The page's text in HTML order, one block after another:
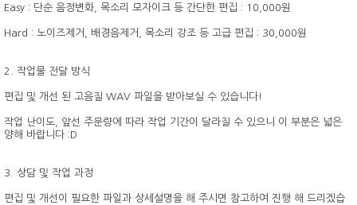
Easy : 단순 음정변화, 목소리 모자이크 등 간단한 편집 : 10,000원
Hard : 노이즈제거, 배경음제거, 목소리 강조 등 고급 편집 : 30,000원
2. 작업물 전달 방식
편집 및 개선 된 고음질 WAV 파일을 받아보실 수 있습니다!
작업 난이도, 앞선 주문량에 따라 작업 기간이 달라질 수 있으니 이 부분은 넓은
양해 바랍니다 :D
3. 상담 및 작업 과정
편집 및 개선이 필요한 파일과 상세설명을 해 주시면 참고하여 진행 해 드리겠습